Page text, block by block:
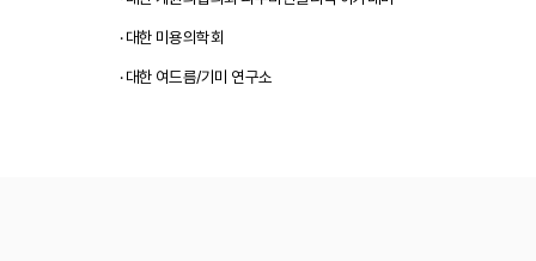
· 대한 미용의학회
· 대한 여드름/기미 연구소